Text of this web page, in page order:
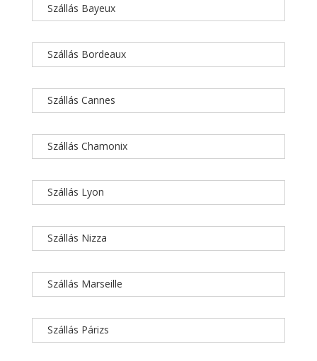
Szállás Bayeux
Szállás Bordeaux
Szállás Cannes
Szállás Chamonix
Szállás Lyon
Szállás Nizza
Szállás Marseille
Szállás Párizs